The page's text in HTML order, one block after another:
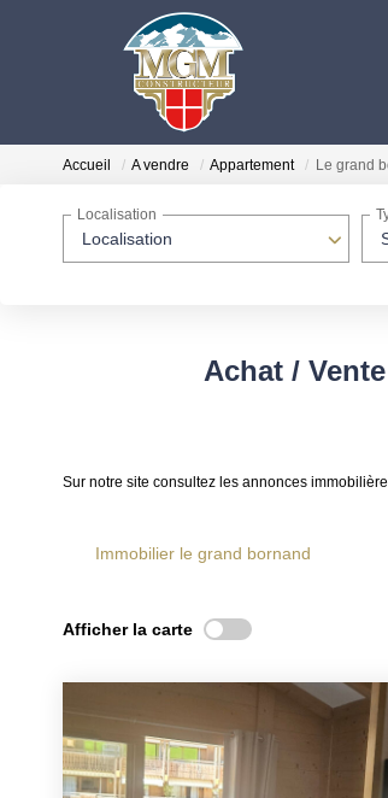
Accueil A vendre Appartement Le grand
Localisation
Localisation
Achat /
Sur notre site consultez les annonces
Immobilier le grand bornand
Afficher la carte